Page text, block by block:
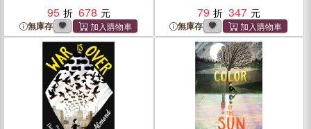
95 678
無庫存
79 347
無庫存